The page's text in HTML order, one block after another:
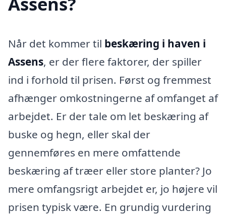
Når det kommer til beskæring i haven i
Assens, er der flere faktorer, der spiller
ind i forhold til prisen. Først og fremmest
afhænger omkostningerne af omfanget af
arbejdet. Er der tale om let beskæring af
buske og hegn, eller skal der
gennemføres en mere omfattende
beskæring af træer eller store planter? Jo
mere omfangsrigt arbejdet er, jo højere vil
prisen typisk være. En grundig vurdering